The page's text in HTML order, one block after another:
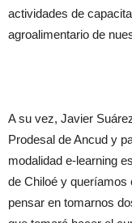
actividades de
agroalimentario de
A su vez, Javier
Prodesal de Ancud y
modalidad e-learning
de Chiloé y queríamos
pensar en tomarnos